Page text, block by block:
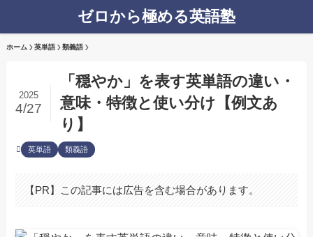
ゼロから極める英語塾
ホーム 英単語 類義語
「穏やか」を表す英単語の違い・
意味・特徴と使い分け【例文あ
り】
2025
4/27
英単語 類義語
【PR】この記事には広告を含む場合があります。